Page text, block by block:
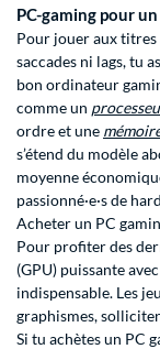
PC-gaming pour
Pour jouer aux titres
saccades ni lags, tu
bon ordinateur
comme un
ordre et une
s’étend du modèle
moyenne
passionné·e·s de
Acheter un PC
Pour profiter des
(GPU) puissante
indispensable. Les
graphismes,
Si tu achètes un PC